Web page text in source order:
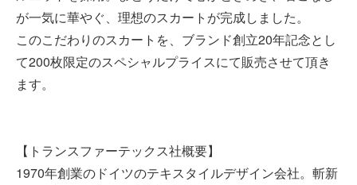
が一気に華やぐ、理想のスカートが完成しました。
このこだわりのスカートを、ブランド創立20年記念とし
て200枚限定のスペシャルプライスにて販売させて頂き
ます。
【トランスファーテックス社概要】
1970年創業のドイツのテキスタイルデザイン会社。斬新